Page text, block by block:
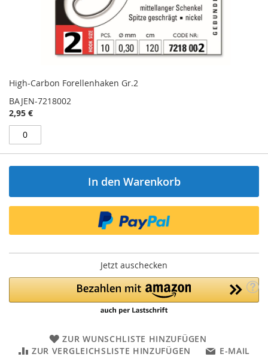
High-Carbon Forellenhaken Gr.2
BAJEN-7218002
2,95 €
In den Warenkorb
Jetzt auschecken
ZUR WUNSCHLISTE HINZUFÜGEN
ZUR VERGLEICHSLISTE HINZUFÜGEN
E-MAIL